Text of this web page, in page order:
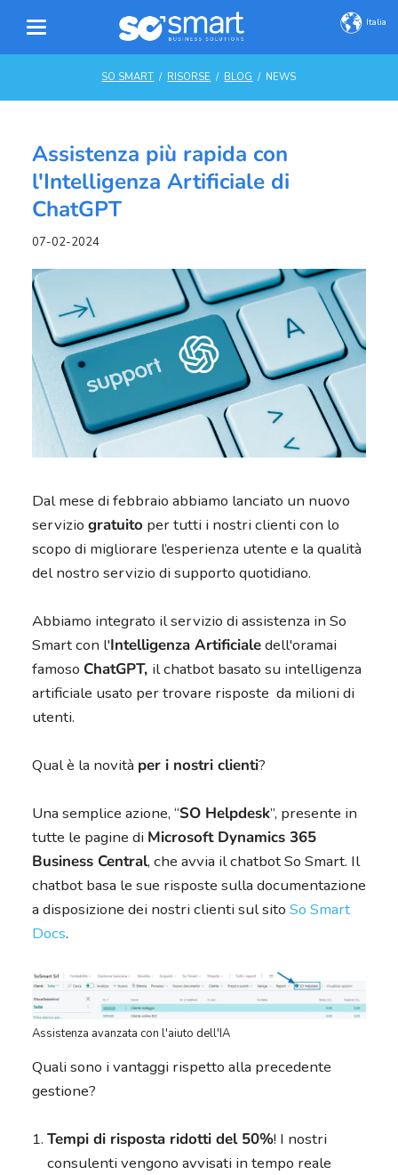
Italia
SO SMART RISORSE BLOG NEWS
Assistenza più rapida con
l'Intelligenza Artificiale di
ChatGPT
07-02-2024
Dal mese di febbraio abbiamo lanciato un nuovo
servizio gratuito per tutti i nostri clienti con lo
scopo di migliorare l’esperienza utente e la qualità
del nostro servizio di supporto quotidiano.
Abbiamo integrato il servizio di assistenza in So
Smart con l'Intelligenza Artificialedell'oramai
famoso ChatGPT, il chatbot basato su intelligenza
artificiale usato per trovare risposte da milioni di
utenti.
Qual è la novità per i nostri clienti?
Una semplice azione, “SO Helpdesk”, presente in
tutte le pagine di Microsoft Dynamics 365
Business Central, che avvia il chatbot So Smart. Il
chatbot basa le sue risposte sulla documentazione
a disposizione dei nostri clienti sul sito So Smart
Docs.
Assistenza avanzata con l'aiuto dell'IA
Quali sono i vantaggi rispetto alla precedente
gestione?
Tempi di risposta ridotti del 50%! I nostri
consulenti vengono avvisati in tempo reale